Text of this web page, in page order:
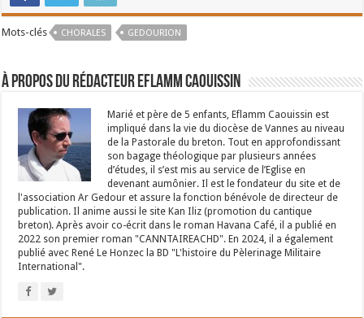
Mots-clés CHORALES GEDOURION
À propos du rédacteur Eflamm Caouissin
Marié et père de 5 enfants, Eflamm Caouissin est
impliqué dans la vie du diocèse de Vannes au niveau
de la Pastorale du breton. Tout en approfondissant
son bagage théologique par plusieurs années
d’études, il s’est mis au service de l’Eglise en
devenant aumônier. Il est le fondateur du site et de
l'association Ar Gedour et assure la fonction bénévole de directeur de
publication. Il anime aussi le site Kan Iliz (promotion du cantique
breton). Après avoir co-écrit dans le roman Havana Café, il a publié en
2022 son premier roman "CANNTAIREACHD". En 2024, il a également
publié avec René Le Honzec la BD "L'histoire du Pèlerinage Militaire
International".